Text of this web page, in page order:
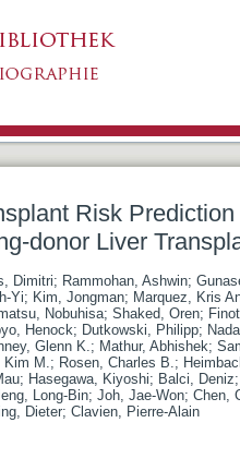
for Early Allograft
Risk
donor Liver
Dimitri; Rammohan, Ashwin;
Yi; Kim, Jongman; Marquez, Kris
Nobuhisa; Shaked, Oren;
Henock; Dutkowski, Philipp;
Glenn K.; Mathur, Abhishek;
Kim M.; Rosen, Charles B.;
; Hasegawa, Kiyoshi; Balci, Deniz;
Long-Bin; Joh, Jae-Won; Chen,
Dieter; Clavien, Pierre-Alain